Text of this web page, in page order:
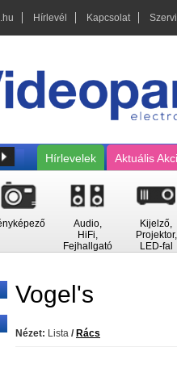
Hírlevél Kapcsolat
Hírlevelek
Aktuális
Audio,
HiFi,
Fejhallgató
Kijelző,
Projektor,
LED-fal
Vogel's
Nézet: Lista / Rács